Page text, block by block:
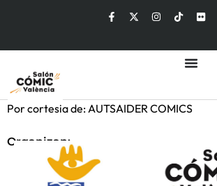
Por cortesia de: AUTSAIDER COMICS
Organizan: